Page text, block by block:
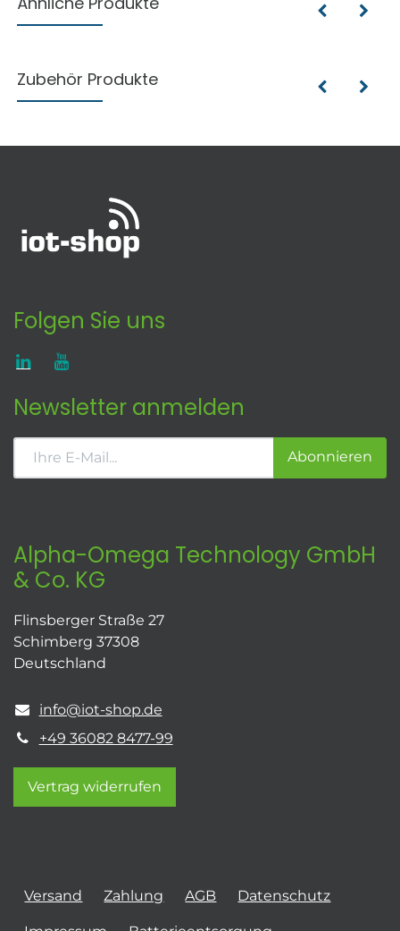
Zubehör Produkte
Folgen Sie uns
Newsletter anmelden
Abonnieren
Alpha-Omega Technology GmbH
& Co. KG
Flinsberger Straße 27
Schimberg 37308
Deutschland
info@iot-shop.de
+49 36082 8477-99
Vertrag widerrufen
Versand Zahlung AGB Datenschutz